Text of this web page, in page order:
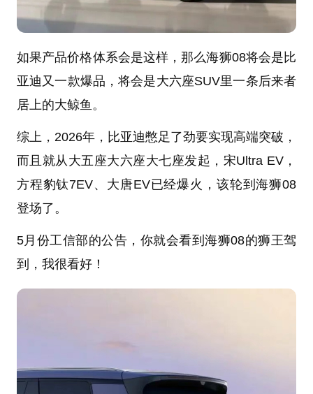
如果产品价格体系会是这样，那么海狮08将会是比
亚迪又一款爆品，将会是大六座SUV里一条后来者
居上的大鲸鱼。
综上，2026年，比亚迪憋足了劲要实现高端突破，
而且就从大五座大六座大七座发起，宋Ultra EV，
方程豹钛7EV、大唐EV已经爆火，该轮到海狮08
登场了。
5月份工信部的公告，你就会看到海狮08的狮王驾
到，我很看好！